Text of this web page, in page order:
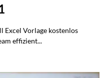
Excel Vorlage kostenlos
effizient...